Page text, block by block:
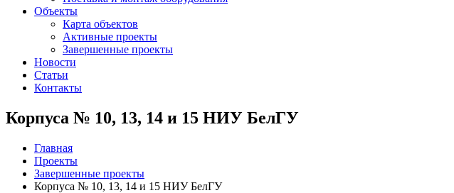
Объекты
Карта объектов
Активные проекты
Завершенные проекты
Новости
Статьи
Контакты
Корпуса № 10, 13, 14 и 15 НИУ БелГУ
Главная
Проекты
Завершенные проекты
Корпуса № 10, 13, 14 и 15 НИУ БелГУ